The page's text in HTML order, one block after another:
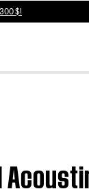
$!